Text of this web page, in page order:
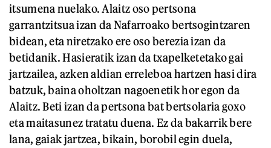
itsumena nuelako. Alaitz oso pertsona
garrantzitsua izan da Nafarroako bertsogintzaren
bidean, eta niretzako ere oso berezia izan da
betidanik. Hasieratik izan da txapelketetako gai
jartzailea, azken aldian erreleboa hartzen hasi dira
batzuk, baina oholtzan nagoenetik hor egon da
Alaitz. Beti izan da pertsona bat bertsolaria goxo
eta maitasunez tratatu duena. Ez da bakarrik bere
lana, gaiak jartzea, bikain, borobil egin duela,